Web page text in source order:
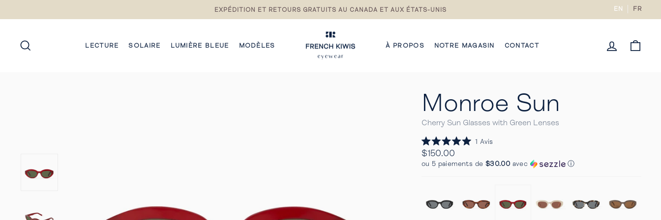
Pause
du
diaporama
EXPÉDITION ET RETOURS GRATUITS AU CANADA ET AUX ÉTATS-UNIS EN FR
LECTURE SOLAIRE LUMIÈRE BLEUE MODÈLES À PROPOS NOTRE MAGASIN CONTACT
Monroe Sun
Cherry Sun Glasses with Green Lenses
Noté
5.0
sur
1 Avis
faire
Prix
Regulier
$150.00
ou 5 paiements de $30.00 avec ⓘ